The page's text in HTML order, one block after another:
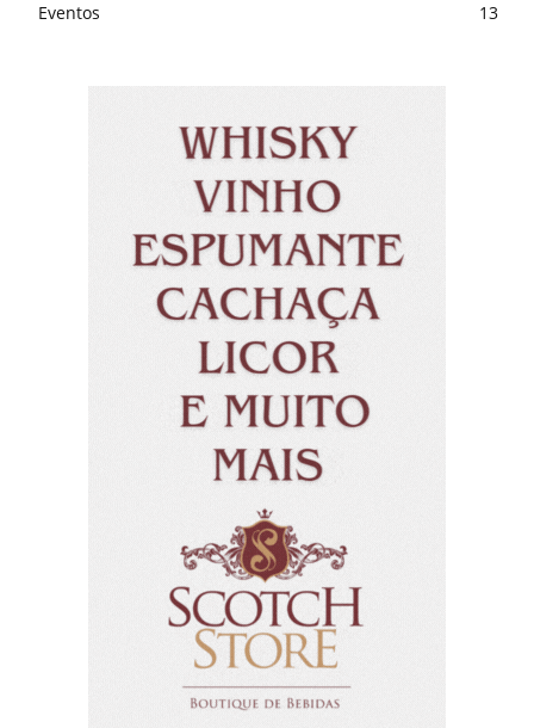
Eventos
13